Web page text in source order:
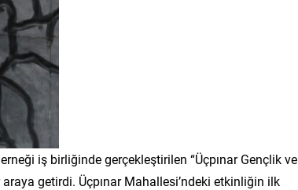
iş birliğinde gerçekleştirilen “Üçpınar Gençlik ve
getirdi. Üçpınar Mahallesi’ndeki etkinliğin ilk